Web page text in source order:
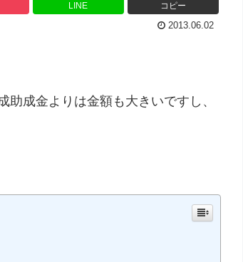
LINE
コピー
2013.06.02
成金よりは金額も大きいですし、